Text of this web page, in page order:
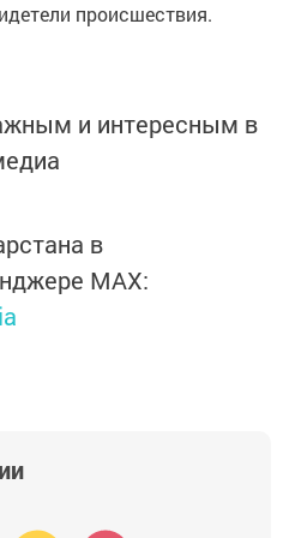
происшествия.
и интересным в
в
MАХ: